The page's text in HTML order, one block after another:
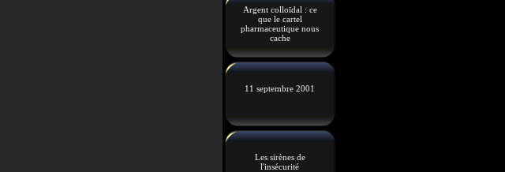
Argent colloïdal : ce
que le cartel
pharmaceutique nous
cache
11 septembre 2001
Les sirènes de
l'insécurité